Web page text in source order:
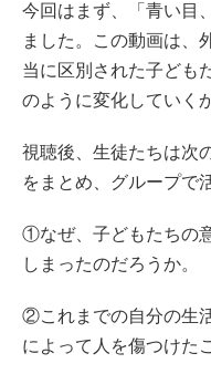
今回はまず、「青い目
ました。この動画は、
当に区別された子ども
のように変化していく
視聴後、生徒たちは次
をまとめ、グループで
①なぜ、子どもたちの
しまったのだろうか。
②これまでの自分の生
によって人を傷つけた